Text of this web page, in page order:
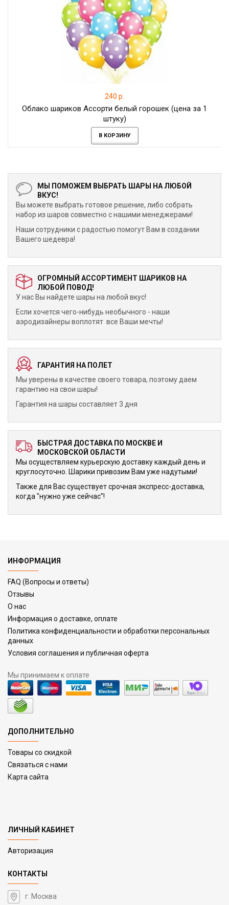
240 р.
Облако шариков Ассорти белый горошек (цена за 1
штуку)
В КОРЗИНУ
МЫ ПОМОЖЕМ ВЫБРАТЬ ШАРЫ НА ЛЮБОЙ
ВКУС!
Вы можете выбрать готовое решение, либо собрать
набор из шаров совместно с нашими менеджерами!
Наши сотрудники с радостью помогут Вам в создании
Вашего шедевра!
ОГРОМНЫЙ АССОРТИМЕНТ ШАРИКОВ НА
ЛЮБОЙ ПОВОД!
У нас Вы найдете шары на любой вкус!
Если хочется чего-нибудь необычного - наши
аэродизайнеры воплотят все Ваши мечты!
ГАРАНТИЯ НА ПОЛЕТ
Мы уверены в качестве своего товара, поэтому даем
гарантию на свои шары!
Гарантия на шары составляет 3 дня
БЫСТРАЯ ДОСТАВКА ПО МОСКВЕ И
МОСКОВСКОЙ ОБЛАСТИ
Мы осуществляем курьерскую доставку каждый день и
круглосуточно. Шарики привозим Вам уже надутыми!
Также для Вас существует срочная экспресс-доставка,
когда "нужно уже сейчас"!
ИНФОРМАЦИЯ
FAQ (Вопросы и ответы)
Отзывы
О нас
Информация о доставке, оплате
Политика конфиденциальности и обработки персональных
данных
Условия соглашения и публичная оферта
Мы принимаем к оплате
ДОПОЛНИТЕЛЬНО
Товары со скидкой
Связаться с нами
Карта сайта
ЛИЧНЫЙ КАБИНЕТ
Авторизация
КОНТАКТЫ
г. Москва